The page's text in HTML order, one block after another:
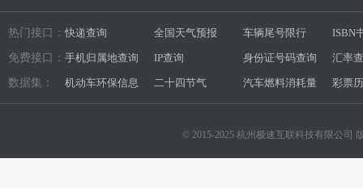
热门接口： 快递查询 全国天气预报 车辆尾号限行 ISBN
免费接口： 手机归属地查询 IP查询 身份证号码查询 汇率
数据集： 机动车环保信息 二十四节气 汽车燃料消耗量 彩票
© 2015-2025 杭州极速互联科技有限公司